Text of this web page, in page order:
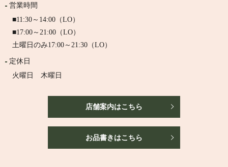
営業時間
■11:30～14:00（LO）
■17:00～21:00（LO）
土曜日のみ17:00～21:30（LO）
定休日
火曜日 木曜日
店舗案内はこちら
お品書きはこちら